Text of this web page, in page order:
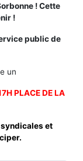
! Cette
!
public de
un
PLACE DE LA
et